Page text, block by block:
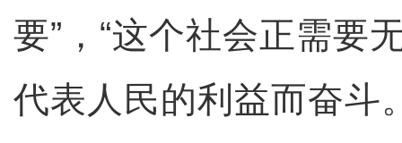
要”，“这个社会正需要
代表人民的利益而奋斗